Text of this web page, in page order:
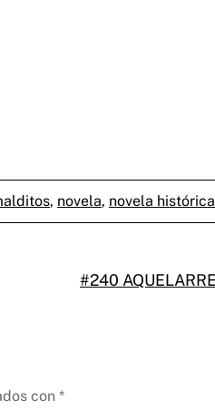
, novela, novela histórica
#240
con *